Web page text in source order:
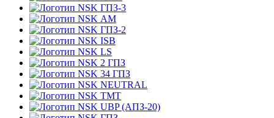
ГПЗ-3
АМ
ГПЗ-2
ISB
LS
2 ГПЗ
34 ГПЗ
NEUTRAL
TMT
UBP (АПЗ-20)